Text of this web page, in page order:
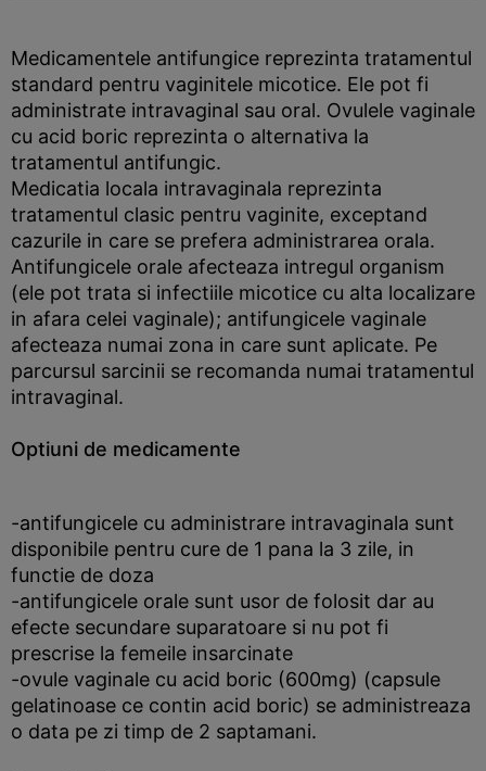
Medicamentele antifungice reprezinta tratamentul
standard pentru vaginitele micotice. Ele pot fi
administrate intravaginal sau oral. Ovulele vaginale
cu acid boric reprezinta o alternativa la
tratamentul antifungic.
Medicatia locala intravaginala reprezinta
tratamentul clasic pentru vaginite, exceptand
cazurile in care se prefera administrarea orala.
Antifungicele orale afecteaza intregul organism
(ele pot trata si infectiile micotice cu alta localizare
in afara celei vaginale); antifungicele vaginale
afecteaza numai zona in care sunt aplicate. Pe
parcursul sarcinii se recomanda numai tratamentul
intravaginal.
Optiuni de medicamente
-antifungicele cu administrare intravaginala sunt
disponibile pentru cure de 1 pana la 3 zile, in
functie de doza
-antifungicele orale sunt usor de folosit dar au
efecte secundare suparatoare si nu pot fi
prescrise la femeile insarcinate
-ovule vaginale cu acid boric (600mg) (capsule
gelatinoase ce contin acid boric) se administreaza
o data pe zi timp de 2 saptamani.